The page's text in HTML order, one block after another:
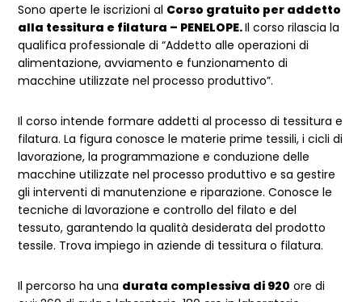
Sono aperte le iscrizioni al Corso gratuito per addetto
alla tessitura e filatura – PENELOPE.Il corso rilascia la
qualifica professionale di “Addetto alle operazioni di
alimentazione, avviamento e funzionamento di
macchine utilizzate nel processo produttivo”.
Il corso intende formare addetti al processo di tessitura e
filatura. La figura conosce le materie prime tessili, i cicli di
lavorazione, la programmazione e conduzione delle
macchine utilizzate nel processo produttivo e sa gestire
gli interventi di manutenzione e riparazione. Conosce le
tecniche di lavorazione e controllo del filato e del
tessuto, garantendo la qualità desiderata del prodotto
tessile. Trova impiego in aziende di tessitura o filatura.
Il percorso ha una durata complessiva di 920 ore di